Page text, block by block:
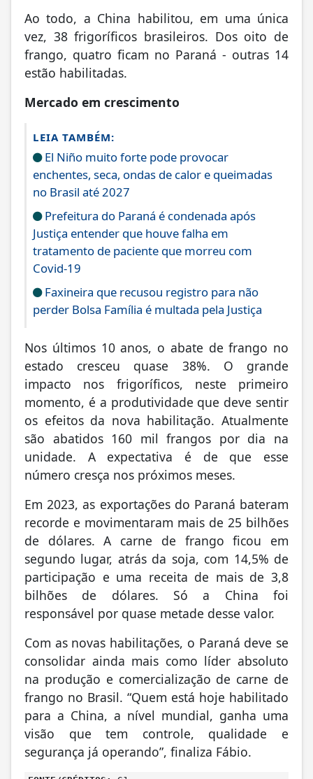
Ao todo, a China habilitou, em uma única
vez, 38 frigoríficos brasileiros. Dos oito de
frango, quatro ficam no Paraná - outras 14
estão habilitadas.
Mercado em crescimento
LEIA TAMBÉM:
El Niño muito forte pode provocar
enchentes, seca, ondas de calor e queimadas
no Brasil até 2027
Prefeitura do Paraná é condenada após
Justiça entender que houve falha em
tratamento de paciente que morreu com
Covid-19
Faxineira que recusou registro para não
perder Bolsa Família é multada pela Justiça
Nos últimos 10 anos, o abate de frango no
estado cresceu quase 38%. O grande
impacto nos frigoríficos, neste primeiro
momento, é a produtividade que deve sentir
os efeitos da nova habilitação. Atualmente
são abatidos 160 mil frangos por dia na
unidade. A expectativa é de que esse
número cresça nos próximos meses.
Em 2023, as exportações do Paraná bateram
recorde e movimentaram mais de 25 bilhões
de dólares. A carne de frango ficou em
segundo lugar, atrás da soja, com 14,5% de
participação e uma receita de mais de 3,8
bilhões de dólares. Só a China foi
responsável por quase metade desse valor.
Com as novas habilitações, o Paraná deve se
consolidar ainda mais como líder absoluto
na produção e comercialização de carne de
frango no Brasil. “Quem está hoje habilitado
para a China, a nível mundial, ganha uma
visão que tem controle, qualidade e
segurança já operando”, finaliza Fábio.